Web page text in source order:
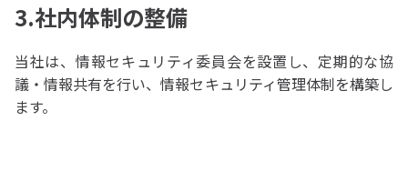
3.社内体制の整備
当社は、情報セキュリティ委員会を設置し、定期的な協
議・情報共有を行い、情報セキュリティ管理体制を構築し
ます。